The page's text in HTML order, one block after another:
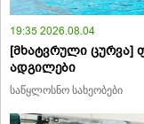
19:35 2026.08.04
[მხატვრული ცურვა]
ადგილები
საწყლოსნო სახეობები